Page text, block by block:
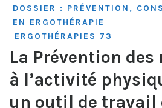
DOSSIER : PRÉVENTION,
EN ERGOTHÉRAPIE
| ERGOTHÉRAPIES 73
La Prévention
à l’activité
un outil de